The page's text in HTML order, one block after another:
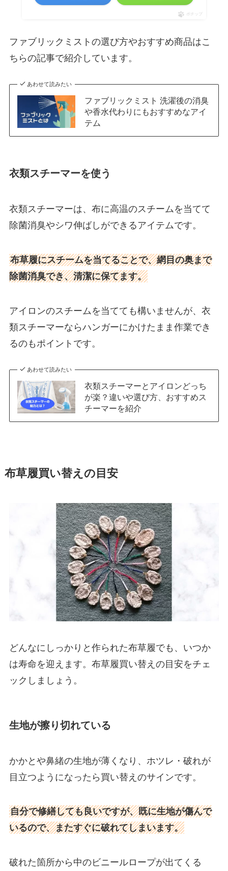
ポチップ
ファブリックミストの選び方やおすすめ商品はこ
ちらの記事で紹介しています。
あわせて読みたい
ファブリックミスト 洗濯後の消臭
や香水代わりにもおすすめなアイ
テム
衣類スチーマーを使う
衣類スチーマーは、布に高温のスチームを当てて
除菌消臭やシワ伸ばしができるアイテムです。
布草履にスチームを当てることで、網目の奥まで
除菌消臭でき、清潔に保てます。
アイロンのスチームを当てても構いませんが、衣
類スチーマーならハンガーにかけたまま作業でき
るのもポイントです。
あわせて読みたい
衣類スチーマーとアイロンどっち
が楽？違いや選び方、おすすめス
チーマーを紹介
布草履買い替えの目安
どんなにしっかりと作られた布草履でも、いつか
は寿命を迎えます。布草履買い替えの目安をチェ
ックしましょう。
生地が擦り切れている
かかとや鼻緒の生地が薄くなり、ホツレ・破れが
目立つようになったら買い替えのサインです。
自分で修繕しても良いですが、既に生地が傷んで
いるので、またすぐに破れてしまいます。
破れた箇所から中のビニールロープが出てくる